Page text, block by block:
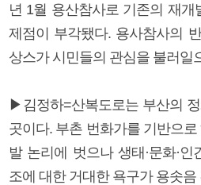
년 1월 용산참사로 기존의 재개
제점이 부각됐다. 용사참사의
상스가 시민들의 관심을 불러일
▶김정하=산복도로는 부산의
곳이다. 부촌 번화가를 기반으
발 논리에 벗으나 생태·문화·
조에 대한 거대한 욕구가 용솟